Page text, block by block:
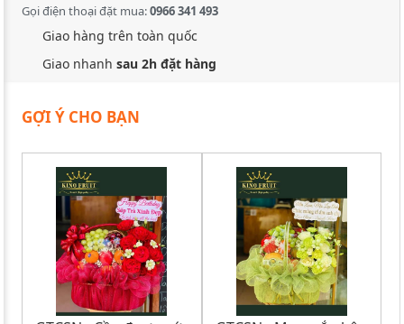
Gọi điện thoại đặt mua:0966 341 493
Giao hàng trên toàn quốc
Giao nhanh sau 2h đặt hàng
GỢI Ý CHO BẠN